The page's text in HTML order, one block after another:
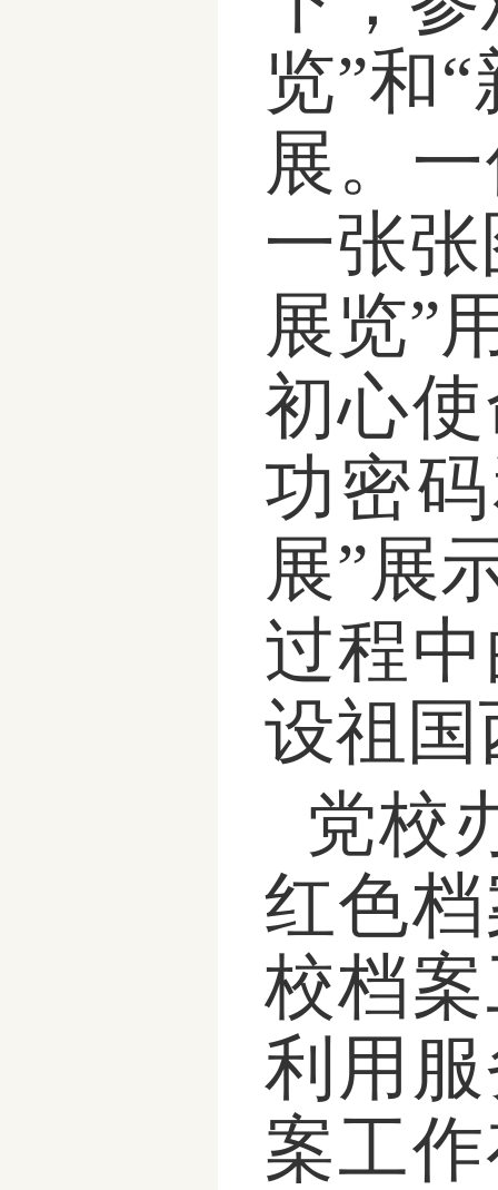
览”和
展。
一张
展览”
初心
功密
展”展
过程
设祖国
党校
红色
校档
利用
案工